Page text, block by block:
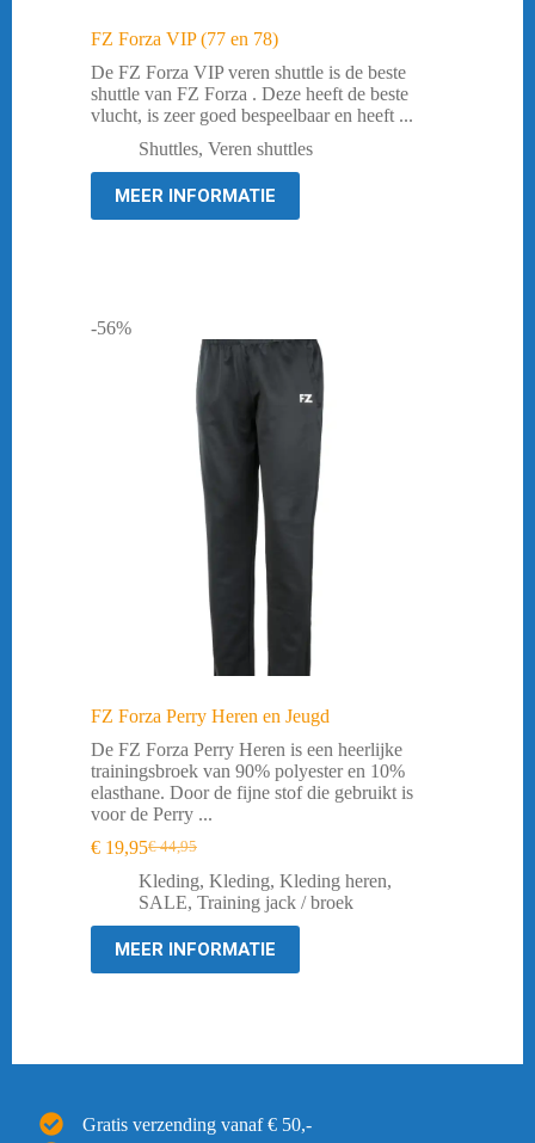
FZ Forza VIP (77 en 78)
De FZ Forza VIP veren shuttle is de beste
shuttle van FZ Forza . Deze heeft de beste
vlucht, is zeer goed bespeelbaar en heeft ...
Shuttles, Veren shuttles
MEER INFORMATIE
-56%
FZ Forza Perry Heren en Jeugd
De FZ Forza Perry Heren is een heerlijke
trainingsbroek van 90% polyester en 10%
elasthane. Door de fijne stof die gebruikt is
voor de Perry ...
€44,95
Oorspronkelijke
prijs
was:
€ 44,95.
€ 19,95Huidige
prijs
is:
€ 19,95.
Kleding, Kleding, Kleding heren,
SALE, Training jack / broek
MEER INFORMATIE
Gratis verzending vanaf € 50,-